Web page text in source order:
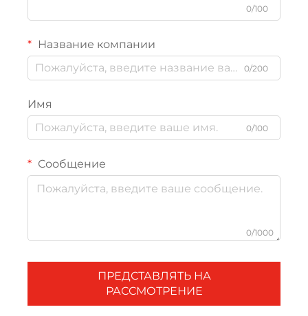
0/100
Название компании
0/200
Имя
0/100
Сообщение
0/1000
ПРЕДСТАВЛЯТЬ НА
РАССМОТРЕНИЕ